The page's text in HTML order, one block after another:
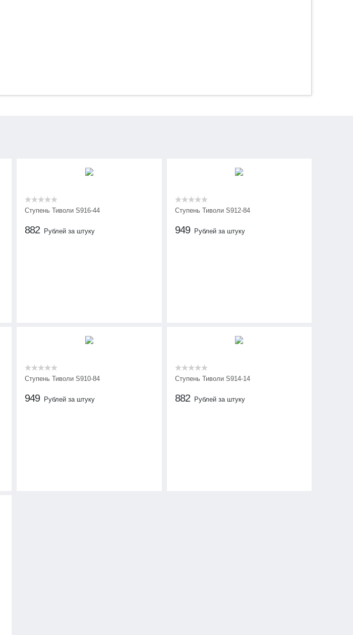
Ступень Тиволи S916-44
882 Рублей за штуку
Ступень Тиволи S912-84
949 Рублей за штуку
Ступень Тиволи S910-84
949 Рублей за штуку
Ступень Тиволи S914-14
882 Рублей за штуку